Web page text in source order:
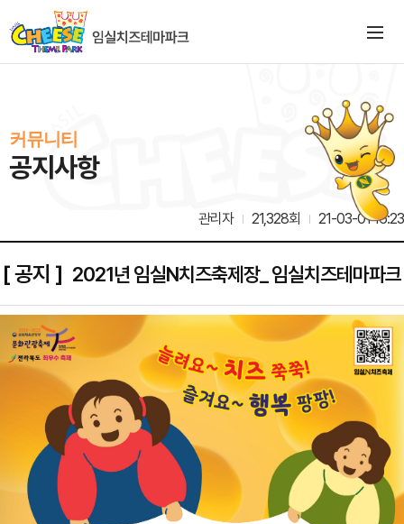
커뮤니티
공지사항
관리자 21,328회 21-03-01 16:23
[ 공지 ] 2021년 임실N치즈축제장_ 임실치즈테마파크